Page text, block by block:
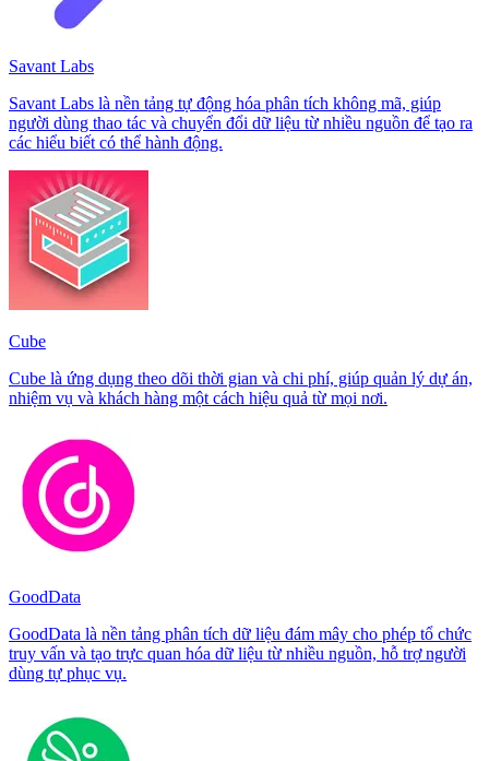
Savant Labs
Savant Labs là nền tảng tự động hóa phân tích không mã, giúp
người dùng thao tác và chuyển đổi dữ liệu từ nhiều nguồn để tạo ra
các hiểu biết có thể hành động.
Cube
Cube là ứng dụng theo dõi thời gian và chi phí, giúp quản lý dự án,
nhiệm vụ và khách hàng một cách hiệu quả từ mọi nơi.
GoodData
GoodData là nền tảng phân tích dữ liệu đám mây cho phép tổ chức
truy vấn và tạo trực quan hóa dữ liệu từ nhiều nguồn, hỗ trợ người
dùng tự phục vụ.